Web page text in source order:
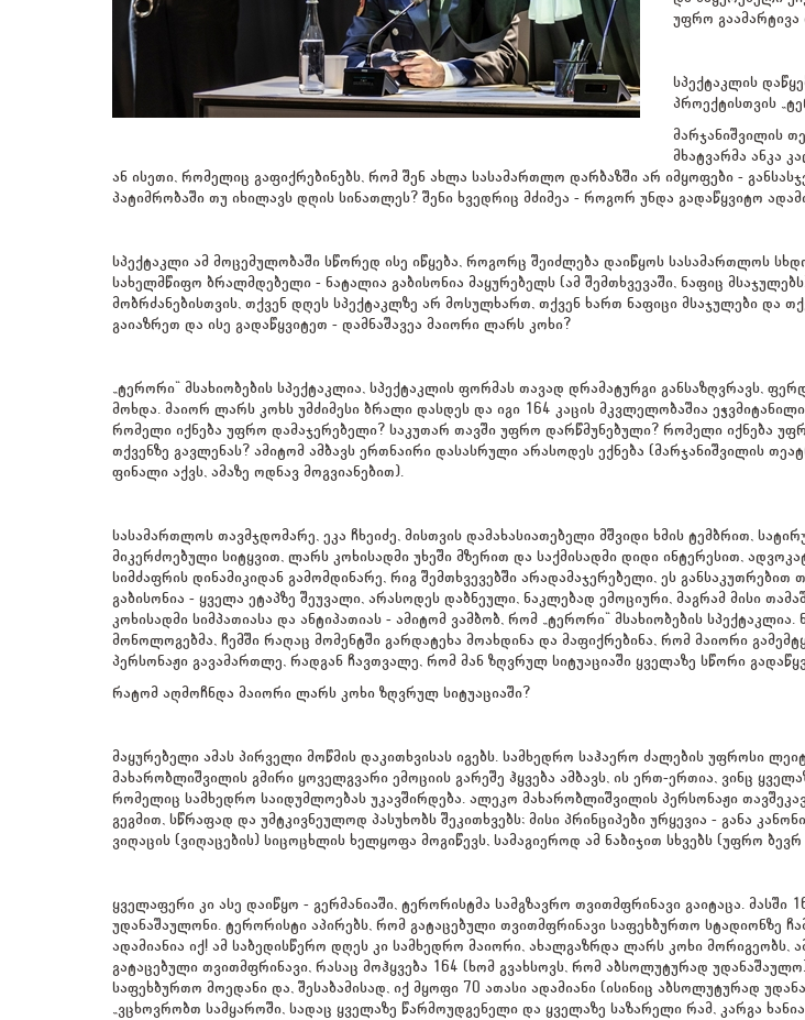
უფრო გაამარტივა
სპექტაკლის
პროექტისთვის
მარჯანიშვილის
მხატვარმა ანკა
ან ისეთი, რომელიც გაფიქრებინებს, რომ შენ ახლა სასამართლო დარბაზში არ იმყოფები -
პატიმრობაში თუ იხილავს დღის სინათლეს? შენი ხვედრიც მძიმეა - როგორ უნდა გადაწყვიტო
სპექტაკლი ამ მოცემულობაში სწორედ ისე იწყება, როგორც შეიძლება დაიწყოს სასამართლოს
სახელმწიფო ბრალმდებელი - ნატალია გაბისონია მაყურებელს (ამ შემთხვევაში, ნაფიც
მობრძანებისთვის, თქვენ დღეს სპექტაკლზე არ მოსულხართ, თქვენ ხართ ნაფიცი მსაჯულები და
გაიაზრეთ და ისე გადაწყვიტეთ - დამნაშავეა მაიორი ლარს კოხი?
„ტერორი“ მსახიობების სპექტაკლია, სპექტაკლის ფორმას თავად დრამატურგი განსაზღვრავს,
მოხდა. მაიორ ლარს კოხს უმძიმესი ბრალი დასდეს და იგი 164 კაცის მკვლელობაშია
რომელი იქნება უფრო დამაჯერებელი? საკუთარ თავში უფრო დარწმუნებული? რომელი იქნება
თქვენზე გავლენას? ამიტომ ამბავს ერთნაირი დასასრული არასოდეს ექნება (მარჯანიშვილის
ფინალი აქვს, ამაზე ოდნავ მოგვიანებით).
სასამართლოს თავმჯდომარე, ეკა ჩხეიძე, მისთვის დამახასიათებელი მშვიდი ხმის ტემბრით,
მიკერძოებული სიტყვით, ლარს კოხისადმი უხეში მზერით და საქმისადმი დიდი ინტერესით,
სიმძაფრის დინამიკიდან გამომდინარე, რიგ შემთხვევებში არადამაჯერებელი, ეს
გაბისონია - ყველა ეტაპზე შეუვალი, არასოდეს დაბნეული, ნაკლებად ემოციური, მაგრამ მისი
კოხისადმი სიმპათიასა და ანტიპათიას - ამიტომ ვამბობ, რომ „ტერორი“ მსახიობების
მონოლოგებმა, ჩემში რაღაც მომენტში გარდატეხა მოახდინა და მაფიქრებინა, რომ მაიორი
პერსონაჟი გავამართლე, რადგან ჩავთვალე, რომ მან ზღვრულ სიტუაციაში ყველაზე სწორი
რატომ აღმოჩნდა მაიორი ლარს კოხი ზღვრულ სიტუაციაში?
მაყურებელი ამას პირველი მოწმის დაკითხვისას იგებს. სამხედრო საჰაერო ძალების უფროსი
მახარობლიშვილის გმირი ყოველგვარი ემოციის გარეშე ჰყვება ამბავს, ის ერთ-ერთია, ვინც
რომელიც სამხედრო საიდუმლოებას უკავშირდება. ალეკო მახარობლიშვილის პერსონაჟი
გეგმით, სწრაფად და უმტკივნეულოდ პასუხობს შეკითხვებს; მისი პრინციპები ურყევია - განა
ვიღაცის (ვიღაცების) სიცოცხლის ხელყოფა მოგიწევს, სამაგიეროდ ამ ნაბიჯით სხვებს (უფრო
ყველაფერი კი ასე დაიწყო - გერმანიაში, ტერორისტმა სამგზავრო თვითმფრინავი გაიტაცა.
უდანაშაულონი. ტერორისტი აპირებს, რომ გატაცებული თვითმფრინავი საფეხბურთო სტადიონზე
ადამიანია იქ! ამ საბედისწერო დღეს კი სამხედრო მაიორი, ახალგაზრდა ლარს კოხი
გატაცებული თვითმფრინავი, რასაც მოჰყვება 164 (ხომ გვახსოვს, რომ აბსოლუტურად
საფეხბურთო მოედანი და, შესაბამისად, იქ მყოფი 70 ათასი ადამიანი (ისინიც აბსოლუტურად
„ვცხოვრობთ სამყაროში, სადაც ყველაზე წარმოუდგენელი და ყველაზე საზარელი რამ, კარგა